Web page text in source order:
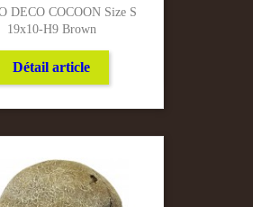
DECO COCOON Size S
19x10-H9 Brown
Détail article